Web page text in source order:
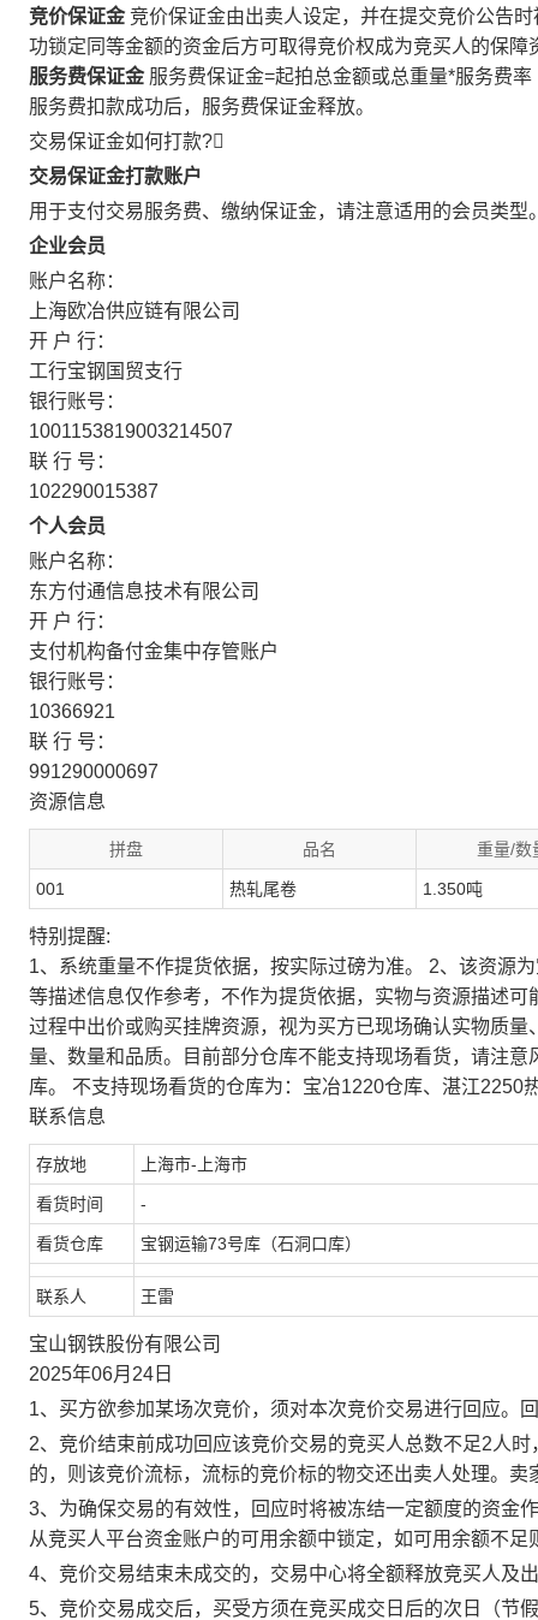
竞价保证金 竞价保证金由出卖人设定，并在提交竞价公告
功锁定同等金额的资金后方可取得竞价权成为竞买人的保障
服务费保证金 服务费保证金=起拍总金额或总重量*服务费率
服务费扣款成功后，服务费保证金释放。
交易保证金如何打款?
交易保证金打款账户
用于支付交易服务费、缴纳保证金，请注意适用的会员类型
企业会员
账户名称：
上海欧冶供应链有限公司
开 户 行：
工行宝钢国贸支行
银行账号：
1001153819003214507
联 行 号：
102290015387
个人会员
账户名称：
东方付通信息技术有限公司
开 户 行：
支付机构备付金集中存管账户
银行账号：
10366921
联 行 号：
991290000697
资源信息
拼盘 品名 重量/数
001 热轧尾卷 1.350吨
特别提醒:
1、系统重量不作提货依据，按实际过磅为准。 2、该资源
等描述信息仅作参考，不作为提货依据，实物与资源描述
过程中出价或购买挂牌资源，视为买方已现场确认实物质
量、数量和品质。目前部分仓库不能支持现场看货，请注
库。 不支持现场看货的仓库为：宝冶1220仓库、湛江2250
联系信息
存放地 上海市-上海市
看货时间 -
看货仓库 宝钢运输73号库（石洞口库）
联系人 王雷
宝山钢铁股份有限公司
2025年06月24日
1、买方欲参加某场次竞价，须对本次竞价交易进行回应。
2、竞价结束前成功回应该竞价交易的竞买人总数不足2人
的，则该竞价流标，流标的竞价标的物交还出卖人处理。
3、为确保交易的有效性，回应时将被冻结一定额度的资金
从竞买人平台资金账户的可用余额中锁定，如可用余额不足
4、竞价交易结束未成交的，交易中心将全额释放竞买人及
5、竞价交易成交后，买受方须在竞买成交日后的次日（节